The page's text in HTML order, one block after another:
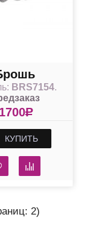
BRS7154.
1700R
КУПИТЬ
2)